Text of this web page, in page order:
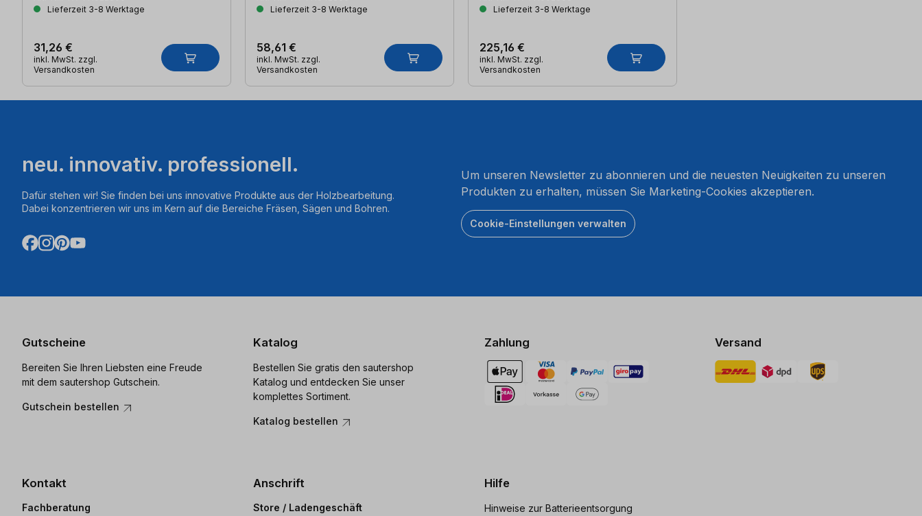
Lieferzeit 3-8 Werktage
31,26 €
inkl. MwSt. zzgl.
Versandkosten
Lieferzeit 3-8 Werktage
58,61 €
inkl. MwSt. zzgl.
Versandkosten
Lieferzeit 3-8 Werktage
225,16 €
inkl. MwSt. zzgl.
Versandkosten
neu. innovativ. professionell.
Dafür stehen wir! Sie finden bei uns innovative Produkte aus der Holzbearbeitung.
Dabei konzentrieren wir uns im Kern auf die Bereiche Fräsen, Sägen und Bohren.
Um unseren Newsletter zu abonnieren und die neuesten Neuigkeiten zu unseren
Produkten zu erhalten, müssen Sie Marketing-Cookies akzeptieren.
Cookie-Einstellungen verwalten
Gutscheine
Bereiten Sie Ihren Liebsten eine Freude
mit dem sautershop Gutschein.
Gutschein bestellen
Katalog
Bestellen Sie gratis den sautershop
Katalog und entdecken Sie unser
komplettes Sortiment.
Katalog bestellen
Zahlung Versand
Kontakt
Fachberatung
Anschrift
Store / Ladengeschäft
Hilfe
Hinweise zur Batterieentsorgung